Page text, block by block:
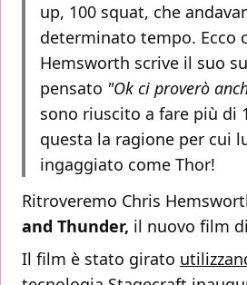
up, 100 squat, che
determinato tempo. Ecco
Hemsworth scrive il suo
pensato "Ok ci proverò
sono riuscito a fare più di
questa la ragione per cui
ingaggiato come Thor!
Ritroveremo Chris
and Thunder, il nuovo film
Il film è stato girato